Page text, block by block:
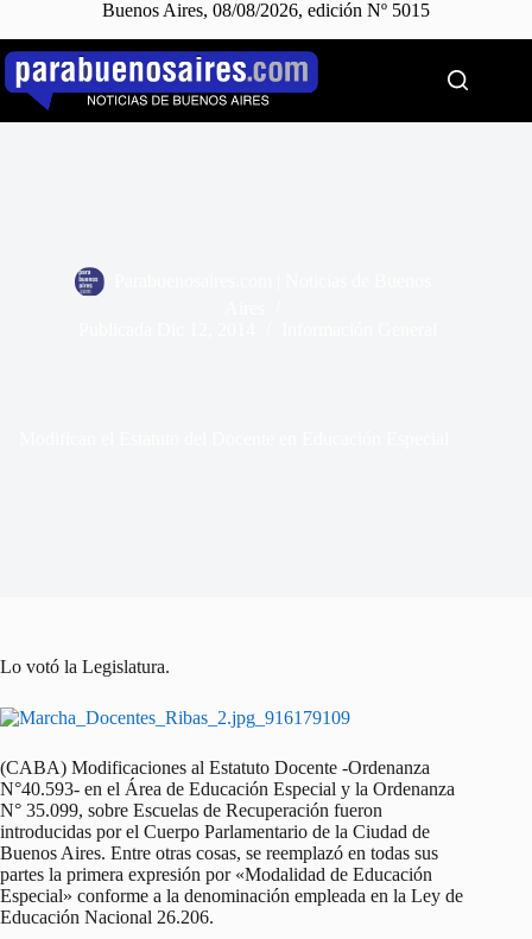
Buenos Aires, 08/08/2026, edición Nº 5015
Saltar
contenido
Lo votó la Legislatura.
(CABA) Modificaciones al Estatuto Docente -Ordenanza
N°40.593- en el Área de Educación Especial y la Ordenanza
N° 35.099, sobre Escuelas de Recuperación fueron
introducidas por el Cuerpo Parlamentario de la Ciudad de
Buenos Aires. Entre otras cosas, se reemplazó en todas sus
partes la primera expresión por «Modalidad de Educación
Especial» conforme a la denominación empleada en la Ley de
Educación Nacional 26.206.